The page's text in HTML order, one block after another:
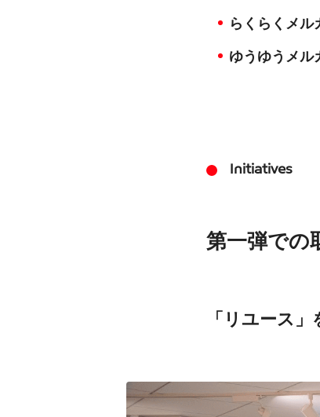
らくらくメル
ゆうゆうメル
Initiatives
第一弾での
「リユース